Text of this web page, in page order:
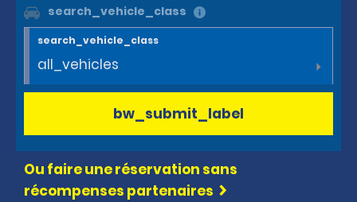
search_vehicle_class
all_vehicles
search_vehicle_class
bw_submit_label
Ou faire une réservation sans
récompenses partenaires